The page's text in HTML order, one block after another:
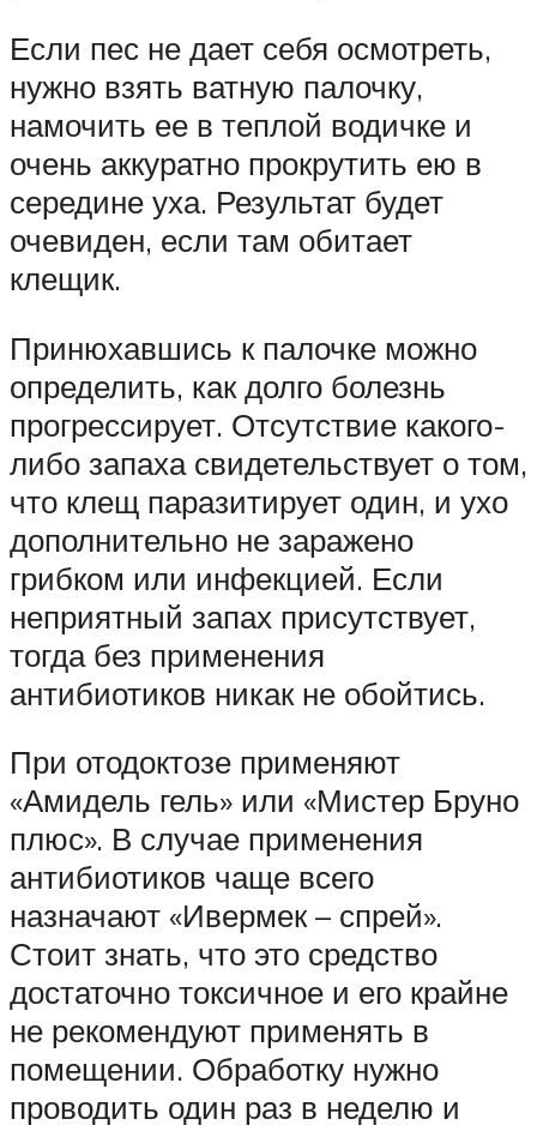
Если пес не дает себя осмотреть,
нужно взять ватную палочку,
намочить ее в теплой водичке и
очень аккуратно прокрутить ею в
середине уха. Результат будет
очевиден, если там обитает
клещик.
Принюхавшись к палочке можно
определить, как долго болезнь
прогрессирует. Отсутствие какого-
либо запаха свидетельствует о том,
что клещ паразитирует один, и ухо
дополнительно не заражено
грибком или инфекцией. Если
неприятный запах присутствует,
тогда без применения
антибиотиков никак не обойтись.
При отодоктозе применяют
«Амидель гель» или «Мистер Бруно
плюс». В случае применения
антибиотиков чаще всего
назначают «Ивермек – спрей».
Стоит знать, что это средство
достаточно токсичное и его крайне
не рекомендуют применять в
помещении. Обработку нужно
проводить один раз в неделю и